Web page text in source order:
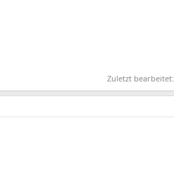
Zuletzt bearbeitet: